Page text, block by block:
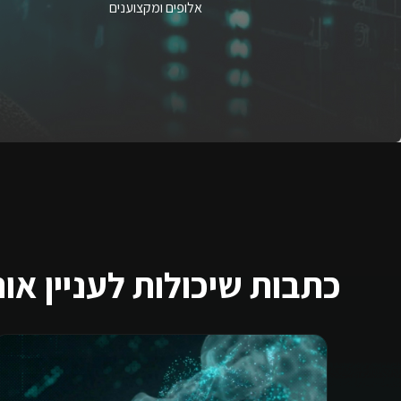
אלופים ומקצוענים
כתבות שיכולות לעניין